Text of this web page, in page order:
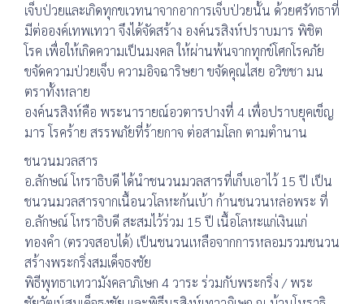
เจ็บป่วยและเกิดทุกขเวทนาจากอาการเจ็บป่วยนั้น ด้วยศรัทธาที่
มีต่อองค์เทพเทวา จึงได้จัดสร้าง องค์นรสิงห์ปราบมาร พิชิต
โรค เพื่อให้เกิดความเป็นมงคล ให้ผ่านพ้นจากทุกข์โศกโรคภัย
ขจัดความป่วยเจ็บ ความอิจฉาริษยา ขจัดคุณไสย อวิชชา มน
ตราทั้งหลาย
องค์นรสิงห์คือ พระนารายณ์อวตารปางที่ 4 เพื่อปราบยุคเข็ญ
มาร โรคร้าย สรรพภัยที่ร้ายกาจ ต่อสามโลก ตามตำนาน
ชนวนมวลสาร
อ.ลักษณ์ โหราธิบดี ได้นำชนวนมวลสารที่เก็บเอาไว้ 15 ปี เป็น
ชนวนมวลสารจากเนื้อนวโลหะก้นเบ้า ก้านชนวนหล่อพระ ที่
อ.ลักษณ์ โหราธิบดี สะสมไว้ร่วม 15 ปี เนื้อโลหะแก่เงินแก่
ทองคำ (ตรวจสอบได้) เป็นชนวนเหลือจากการหลอมรวมชนวน
สร้างพระกริ่งสมเด็จธงชัย
พิธีพุทธาเทวามังคลาภิเษก 4 วาระ ร่วมกับพระกริ่ง / พระ